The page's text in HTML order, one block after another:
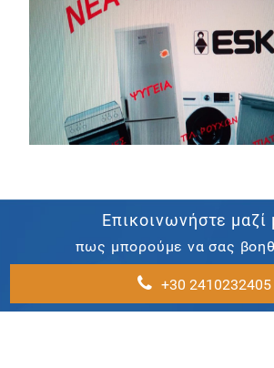
Επικοινωνήστε μαζί
πως μπορούμε να σας
+30 2410232405